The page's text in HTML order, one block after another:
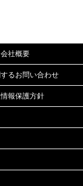
会社概要
るお問い合わせ
報保護方針